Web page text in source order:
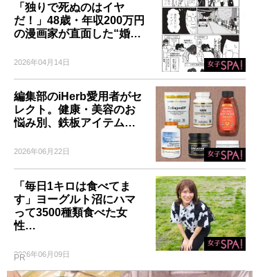
「独りで死ぬのはイヤ
だ！」48歳・年収200万円
の漫画家が直面した“婚…
2026年04月14日
編集部のiHerb愛用者がセ
レクト。健康・美容のお
悩み別、鉄板アイテム…
2026年06月22日
「毎日1キロは食べてま
す」ヨーグルト沼にハマ
って3500種類食べた女
性…
2026年06月09日
PR